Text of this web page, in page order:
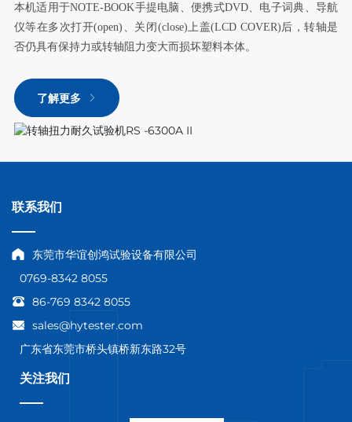
本机适用于NOTE-BOOK手提电脑、便携式DVD、电子词典、导航
仪等在多次打开(open)、关闭(close)上盖(LCD COVER)后，转轴是
否仍具有保持力或转轴阻力变大而损坏塑料本体。
了解更多
联系我们
东莞市华谊创鸿试验设备有限公司
0769-8342 8055
86-769 8342 8055
sales@hytester.com
广东省东莞市桥头镇桥新东路32号
关注我们